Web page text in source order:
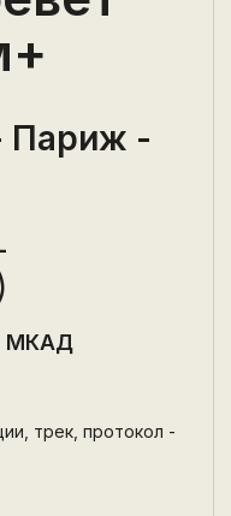
Париж -
МКАД
трек, протокол -